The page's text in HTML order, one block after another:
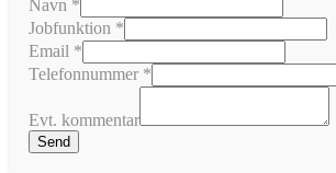
Navn *
Jobfunktion *
Evt.
Telefonnummer
Email *
Telefonnummer *
Evt. kommentar
Send